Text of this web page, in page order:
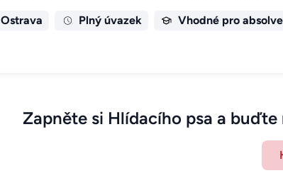
Ostrava Plný úvazek Vhodné pro
Zapněte si Hlídacího psa a